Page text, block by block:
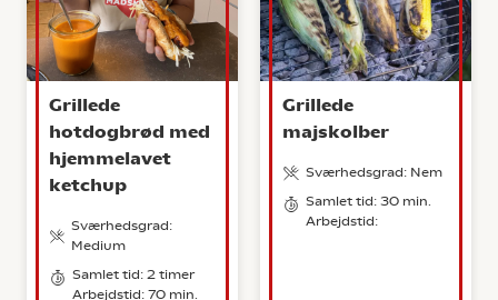
Grillede
hotdogbrød med
hjemmelavet
ketchup
Sværhedsgrad:
Medium
Samlet tid: 2 timer
Arbejdstid: 70 min.
Grillede
majskolber
Sværhedsgrad: Nem
Samlet tid: 30 min.
Arbejdstid: